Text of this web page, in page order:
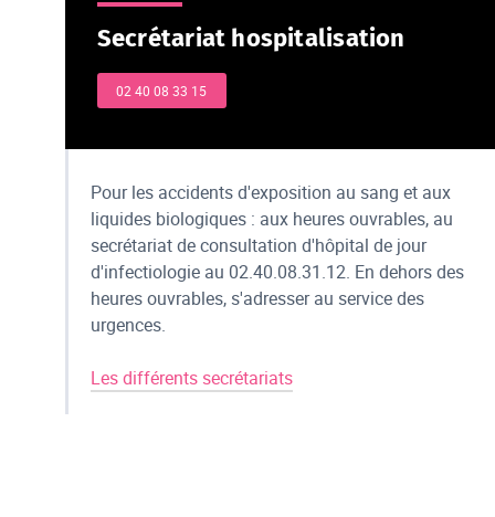
Secrétariat hospitalisation
02 40 08 33 15
Pour les accidents d'exposition au sang et aux
liquides biologiques : aux heures ouvrables, au
secrétariat de consultation d'hôpital de jour
d'infectiologie au 02.40.08.31.12. En dehors des
heures ouvrables, s'adresser au service des
urgences.
Les différents secrétariats